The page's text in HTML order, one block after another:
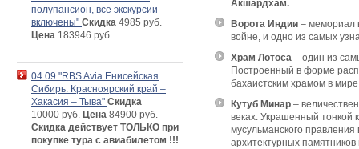
Акшардхам.
Ворота Индии – мемориал
войне, и одно из самых
Храм Лотоса – один из
Построенный в форме
бахаистским храмом в
Кутуб Минар –
веках. Украшенный тонкой
мусульманского
архитектурных памятников
полупансион, все экскурсии
включены" Скидка 4985 руб.
Цена 183946 руб.
04.09 "RBS Avia Енисейская
Сибирь. Красноярский край –
Хакасия – Тыва" Скидка
10000 руб. Цена 84900 руб.
Скидка действует ТОЛЬКО при
покупке тура с авиабилетом !!!